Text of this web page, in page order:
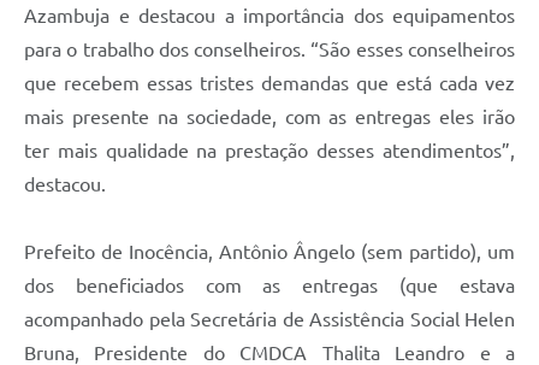
Azambuja e destacou a importância dos equipamentos
para o trabalho dos conselheiros. “São esses conselheiros
que recebem essas tristes demandas que está cada vez
mais presente na sociedade, com as entregas eles irão
ter mais qualidade na prestação desses atendimentos”,
destacou.
Prefeito de Inocência, Antônio Ângelo (sem partido), um
dos beneficiados com as entregas (que estava
acompanhado pela Secretária de Assistência Social Helen
Bruna, Presidente do CMDCA Thalita Leandro e a